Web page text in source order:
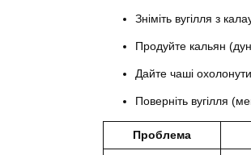
Зніміть вугілля з
Продуйте кальян
Дайте чаші
Поверніть вугілля
Проблема